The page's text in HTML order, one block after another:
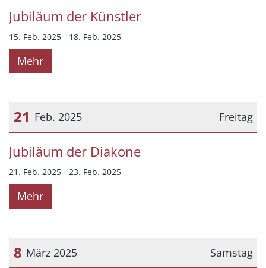
Datum: 15. Februar 2025
Jubiläum der Künstler
15. Feb. 2025 - 18. Feb. 2025
Mehr
Freitag
21 Feb. 2025
Datum: 21. Februar 2025
Jubiläum der Diakone
21. Feb. 2025 - 23. Feb. 2025
Mehr
Samstag
8 März 2025